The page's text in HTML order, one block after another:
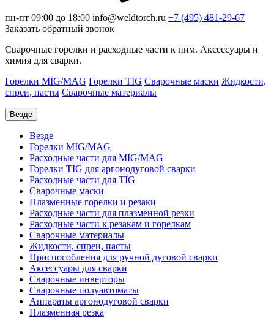
пн-пт 09:00 до 18:00 info@weldtorch.ru +7 (495) 481-29-67
Заказать обратный звонок
Сварочные горелки и расходные части к ним. Аксессуары и
химия для сварки.
Горелки MIG/MAG Горелки TIG Сварочные маски Жидкости,
спреи, пасты Сварочные материалы
Везде
Везде
Горелки MIG/MAG
Расходные части для MIG/MAG
Горелки TIG для аргонодуговой сварки
Расходные части для TIG
Сварочные маски
Плазменные горелки и резаки
Расходные части для плазменной резки
Расходные части к резакам и горелкам
Сварочные материалы
Жидкости, спреи, пасты
Приспособления для ручной дуговой сварки
Аксессуары для сварки
Сварочные инверторы
Сварочные полуавтоматы
Аппараты аргонодуговой сварки
Плазменная резка